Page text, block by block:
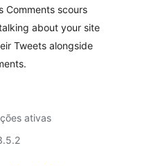
Comments scours
about your site
Tweets alongside
ativas